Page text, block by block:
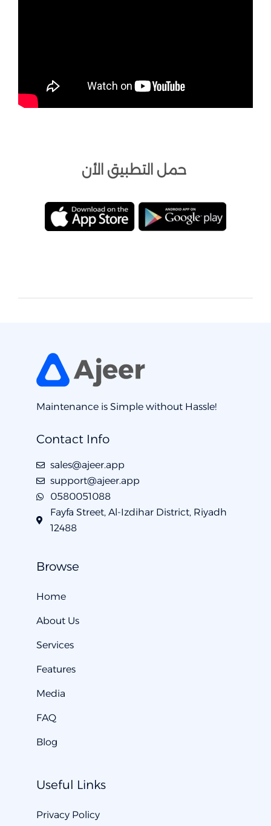
حمل التطبيق الأن
Maintenance is Simple without Hassle!
Contact Info
sales@ajeer.app
support@ajeer.app
0580051088
Fayfa Street, Al-Izdihar District, Riyadh
12488
Browse
Home
About Us
Services
Features
Media
FAQ
Blog
Useful Links
Privacy Policy